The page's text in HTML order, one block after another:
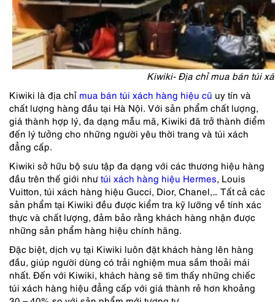
Kiwiki- Địa chỉ mua bán túi
Kiwiki là địa chỉ mua bán túi xách hàng hiệu cũ uy tín và
chất lượng hàng đầu tại Hà Nội. Với sản phẩm chất lượng,
giá thành hợp lý, đa dạng mẫu mã, Kiwiki đã trở thành điểm
đến lý tưởng cho những người yêu thời trang và túi xách
đẳng cấp.
Kiwiki sở hữu bộ sưu tập đa dạng với các thương hiệu hàng
đầu trên thế giới như túi xách hàng hiệu Hermes, Louis
Vuitton, túi xách hàng hiệu Gucci, Dior, Chanel,… Tất cả các
sản phẩm tại Kiwiki đều được kiểm tra kỹ lưỡng về tính xác
thực và chất lượng, đảm bảo rằng khách hàng nhận được
những sản phẩm hàng hiệu chính hãng.
Đặc biệt, dịch vụ tại Kiwiki luôn đặt khách hàng lên hàng
đầu, giúp người dùng có trải nghiệm mua sắm thoải mái
nhất. Đến với Kiwiki, khách hàng sẽ tìm thấy những chiếc
túi xách hàng hiệu đẳng cấp với giá thành rẻ hơn khoảng